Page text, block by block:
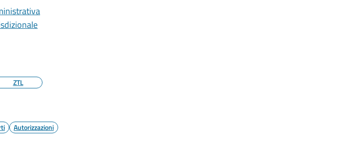
ZTL
Autorizzazioni